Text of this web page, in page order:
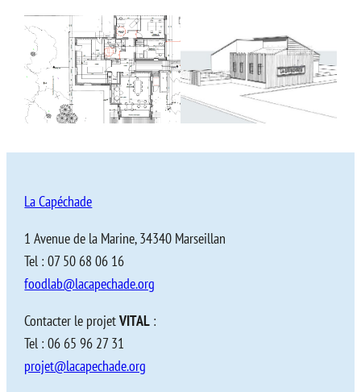
La Capéchade
1 Avenue de la Marine, 34340 Marseillan
Tel : 07 50 68 06 16
foodlab@lacapechade.org
Contacter le projetVITAL :
Tel : 06 65 96 27 31
projet@lacapechade.org